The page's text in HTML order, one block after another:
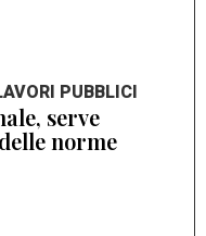
PUBBLICI
serve
norme